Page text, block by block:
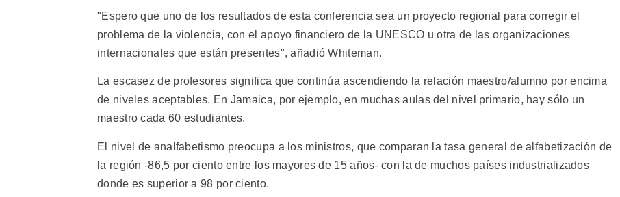
"Espero que uno de los resultados de esta conferencia sea un proyecto regional para corregir el
problema de la violencia, con el apoyo financiero de la UNESCO u otra de las organizaciones
internacionales que están presentes", añadió Whiteman.
La escasez de profesores significa que continúa ascendiendo la relación maestro/alumno por encima
de niveles aceptables. En Jamaica, por ejemplo, en muchas aulas del nivel primario, hay sólo un
maestro cada 60 estudiantes.
El nivel de analfabetismo preocupa a los ministros, que comparan la tasa general de alfabetización de
la región -86,5 por ciento entre los mayores de 15 años- con la de muchos países industrializados
donde es superior a 98 por ciento.